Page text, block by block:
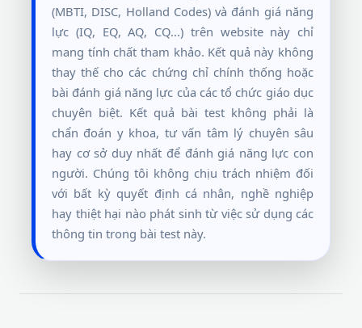
(MBTI, DISC, Holland Codes) và đánh giá năng
lực (IQ, EQ, AQ, CQ...) trên website này chỉ
mang tính chất tham khảo. Kết quả này không
thay thế cho các chứng chỉ chính thống hoặc
bài đánh giá năng lực của các tổ chức giáo dục
chuyên biệt. Kết quả bài test không phải là
chẩn đoán y khoa, tư vấn tâm lý chuyên sâu
hay cơ sở duy nhất để đánh giá năng lực con
người. Chúng tôi không chịu trách nhiệm đối
với bất kỳ quyết định cá nhân, nghề nghiệp
hay thiệt hại nào phát sinh từ việc sử dụng các
thông tin trong bài test này.